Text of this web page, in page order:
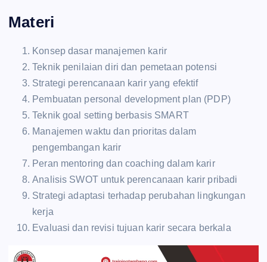
Materi
Konsep dasar manajemen karir
Teknik penilaian diri dan pemetaan potensi
Strategi perencanaan karir yang efektif
Pembuatan personal development plan (PDP)
Teknik goal setting berbasis SMART
Manajemen waktu dan prioritas dalam
pengembangan karir
Peran mentoring dan coaching dalam karir
Analisis SWOT untuk perencanaan karir pribadi
Strategi adaptasi terhadap perubahan lingkungan
kerja
Evaluasi dan revisi tujuan karir secara berkala